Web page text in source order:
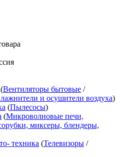
(Вентиляторы бытовые /
и осушители воздуха)
(Пылесосы)
(Микроволновые печи,
миксеры, блендеры,
техника (Телевизоры /